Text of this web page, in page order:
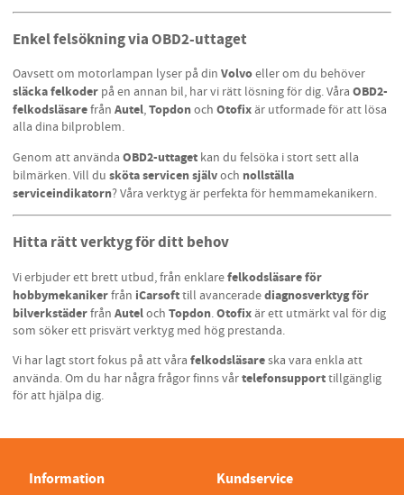
Enkel felsökning via OBD2-uttaget
Oavsett om motorlampan lyser på dinVolvoeller om du behöver
släcka felkoder på en annan bil, har vi rätt lösning för dig. VåraOBD2-
felkodsläsarefrånAutel,TopdonochOtofixär utformade för att lösa
alla dina bilproblem.
Genom att användaOBD2-uttaget kan du felsöka i stort sett alla
bilmärken. Vill dusköta servicen självoch nollställa
serviceindikatorn? Våra verktyg är perfekta för hemmamekanikern.
Hitta rätt verktyg för ditt behov
Vi erbjuder ett brett utbud, från enklarefelkodsläsare för
hobbymekanikerfrån iCarsofttill avanceradediagnosverktyg för
bilverkstäderfrånAutelochTopdon.Otofixär ett utmärkt val för dig
som söker ett prisvärt verktyg med hög prestanda.
Vi har lagt stort fokus på att vårafelkodsläsareska vara enkla att
använda. Om du har några frågor finns vårtelefonsupporttillgänglig
för att hjälpa dig.
Information Kundservice